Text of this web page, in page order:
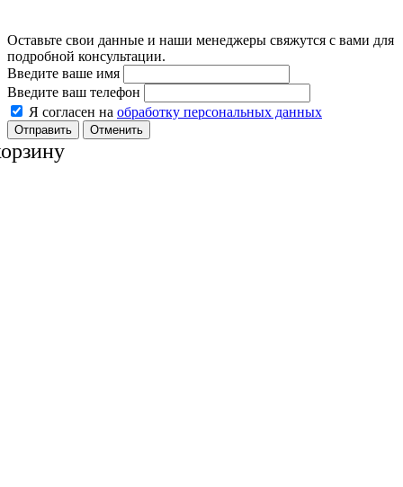
Оставьте свои данные и наши менеджеры свяжутся с вами для
подробной консультации.
Введите ваше имя
Введите ваш телефон
Я согласен на обработку персональных данных
Отменить